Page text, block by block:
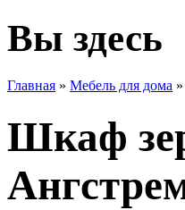
Вы здесь
Главная » Мебель для дома »
Шкаф